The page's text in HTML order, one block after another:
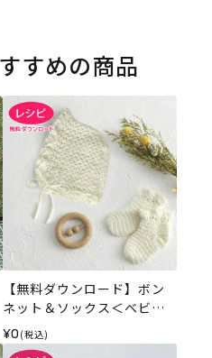
すめの商品
【無料ダウンロード】ボン
ネット＆ソックス＜ベビー
パレット＞（レシピ）
¥0 (税込)